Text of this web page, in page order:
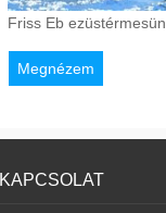
Friss Eb
Megnézem
KAPCSOLAT